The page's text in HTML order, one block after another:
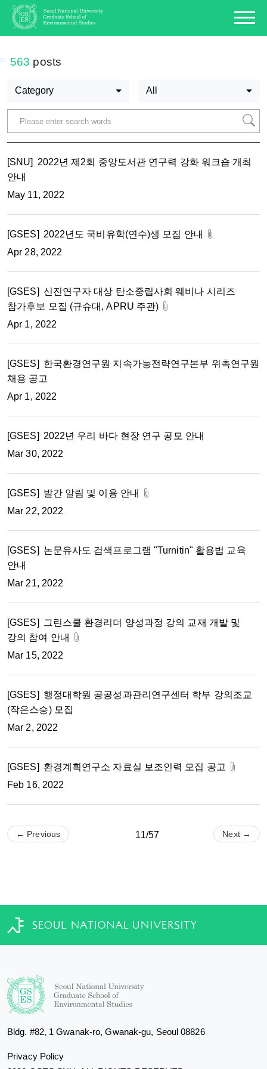
563 posts
Category All
[SNU]
2022년 제2회 중앙도서관 연구력 강화 워크숍 개최
안내
May 11, 2022
[GSES] 2022년도 국비유학(연수)생 모집 안내
Apr 28, 2022
[GSES] 신진연구자 대상 탄소중립사회 웨비나 시리즈
참가후보 모집 (규슈대, APRU 주관)
Apr 1, 2022
[GSES] 한국환경연구원 지속가능전략연구본부 위촉연구원
채용 공고
Apr 1, 2022
[GSES] 2022년 우리 바다 현장 연구 공모 안내
Mar 30, 2022
[GSES] 발간 알림 및 이용 안내
Mar 22, 2022
[GSES] 논문유사도 검색프로그램 "Turnitin" 활용법 교육
안내
Mar 21, 2022
[GSES]
그린스쿨 환경리더 양성과정 강의 교재 개발 및
강의 참여 안내
Mar 15, 2022
[GSES] 행정대학원 공공성과관리연구센터 학부 강의조교
(작은스승) 모집
Mar 2, 2022
[GSES] 환경계획연구소 자료실 보조인력 모집 공고
Feb 16, 2022
← Previous 11/57 Next →
Bldg. #82, 1 Gwanak-ro, Gwanak-gu, Seoul 08826
Privacy Policy